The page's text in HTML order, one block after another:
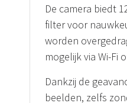
De camera biedt
filter voor
worden
mogelijk via Wi-Fi
Dankzij de
beelden, zelfs